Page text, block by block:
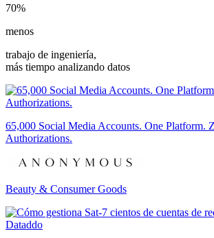
70%
menos
trabajo de ingeniería,
más tiempo analizando datos
65,000 Social Media Accounts. One Platform.
Authorizations.
Beauty & Consumer Goods